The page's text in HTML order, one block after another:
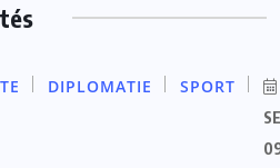
DIPLOMATIE SPORT